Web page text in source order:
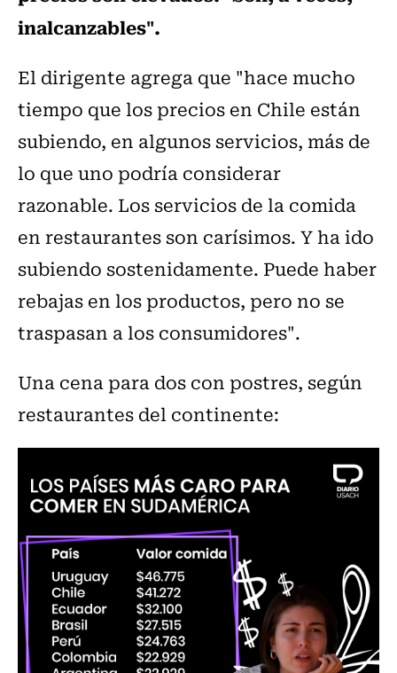
inalcanzables".
El dirigente agrega que "hace mucho
tiempo que los precios en Chile están
subiendo, en algunos servicios, más de
lo que uno podría considerar
razonable. Los servicios de la comida
en restaurantes son carísimos. Y ha ido
subiendo sostenidamente. Puede haber
rebajas en los productos, pero no se
traspasan a los consumidores".
Una cena para dos con postres, según
restaurantes del continente: